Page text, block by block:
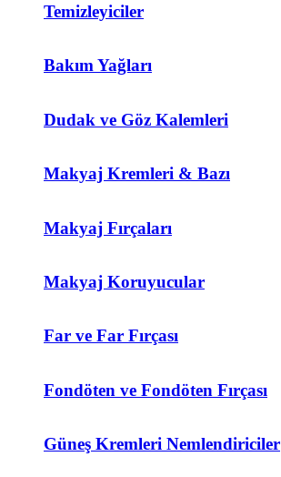
Temizleyiciler
Bakım Yağları
Dudak ve Göz Kalemleri
Makyaj Kremleri & Bazı
Makyaj Fırçaları
Makyaj Koruyucular
Far ve Far Fırçası
Fondöten ve Fondöten Fırçası
Güneş Kremleri Nemlendiriciler